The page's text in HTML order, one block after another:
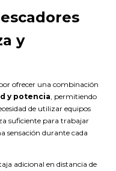
y
ofrecer una combinación
y potencia, permitiendo
de utilizar equipos
suficiente para trabajar
sensación durante cada
adicional en distancia de